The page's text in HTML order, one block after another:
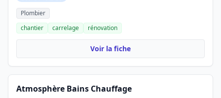
Plombier
chantier
carrelage rénovation
Voir la fiche
Atmosphère Bains Chauffage